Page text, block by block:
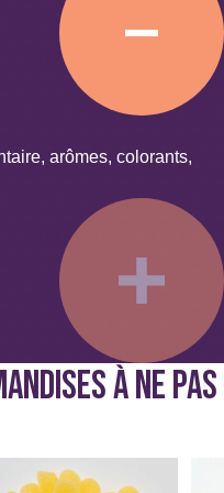
arômes, colorants,
ni stabilisant,
lait
À NE PAS